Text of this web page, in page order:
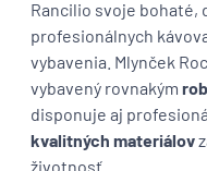
Rancilio svoje bohaté,
profesionálnych
vybavenia. Mlynček
vybavený rovnakým
disponuje aj
kvalitných materiálov
životnosť.